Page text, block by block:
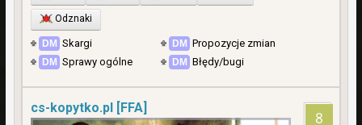
Odznaki
Skargi
Propozycje zmian
Sprawy ogólne
Błędy/bugi
cs-kopytko.pl [FFA]